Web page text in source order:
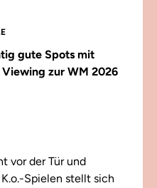
gute Spots mit
zur WM 2026
vor der Tür und
Spielen stellt sich